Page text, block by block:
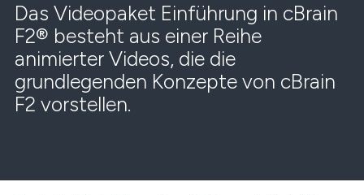
Das Videopaket Einführung in cBrain
F2® besteht aus einer Reihe
animierter Videos, die die
grundlegenden Konzepte von cBrain
F2 vorstellen.